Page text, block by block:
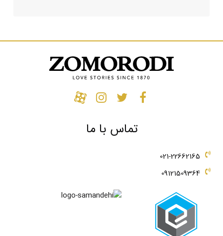
تماس با ما
021-22662165
09121509364